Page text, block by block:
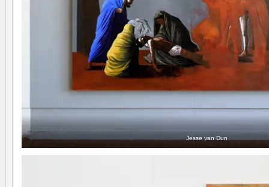
Jesse van Dun